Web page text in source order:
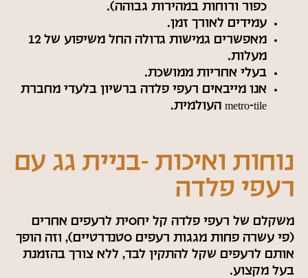
כפור ורוחות במהירות גבוהה).
עמידים לאורך זמן.
מאפשרים גמישות גדולה החל משיפוע של 12
מעלות.
בעלי אחריות ממושכת.
אנו מייבאים רעפי פלדה ברשיון בלעדי מחברת
metro-tile העולמית.
נוחות ואיכות -בניית גג עם
רעפי פלדה
משקלם של רעפי פלדה קל יחסית לרעפים אחרים
(פי עשרה פחות מגגות רעפים סטנדרטיים), וזה הופך
אותם לרעפים שקל להתקין לבד, ללא צורך בהזמנת
בעל מקצוע.